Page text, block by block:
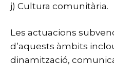
j) Cultura comunitària.
Les actuacions
d’aquests àmbits
dinamització,